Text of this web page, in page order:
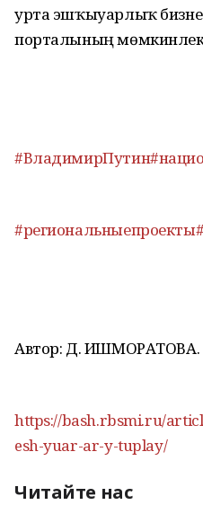
урта эшҡыуарлыҡ
порталының
#ВладимирПутин
#региональныепроекты
Автор: Д. ИШМОРАТОВА.
https://bash.rbsmi.ru/
esh-yuar-ar-y-tuplay/
Читайте нас